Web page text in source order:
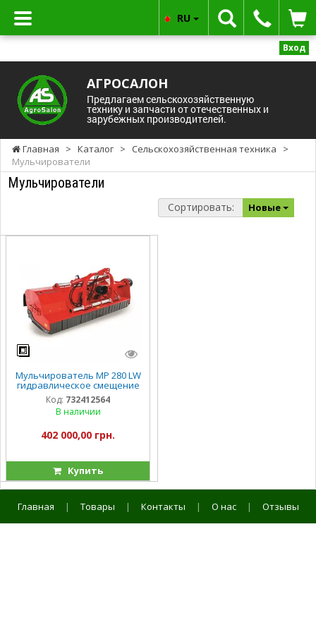
Вход
АГРОСАЛОН
Предлагаем сельскохозяйственную
технику и запчасти от отечественных и
зарубежных производителей.
RU
Главная > Каталог > Сельскохозяйственная техника
>
Мульчирователи
Мульчирователи
Сортировать: Новые
Мульчирователь MР 280 LW
гидравлическое смещение
Код: 732412564
В наличии
402 000,00 грн.
Купить
Главная | Товары | Контакты | О нас | Отзывы